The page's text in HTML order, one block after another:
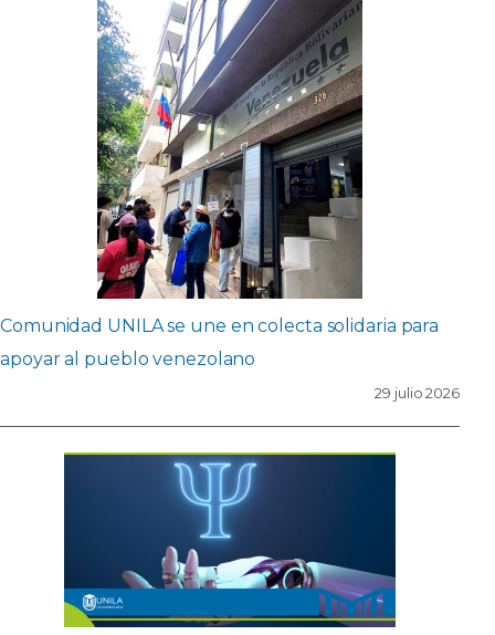
Comunidad UNILA se une en colecta solidaria para
apoyar al pueblo venezolano
29 julio 2026